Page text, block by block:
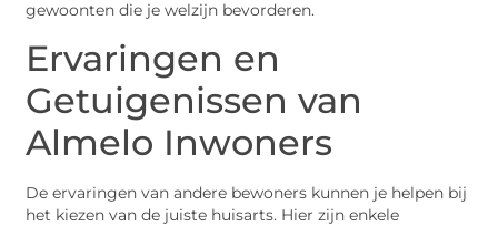
gewoonten die je welzijn bevorderen.
Ervaringen en
Getuigenissen van
Almelo Inwoners
De ervaringen van andere bewoners kunnen je helpen bij
het kiezen van de juiste huisarts. Hier zijn enkele